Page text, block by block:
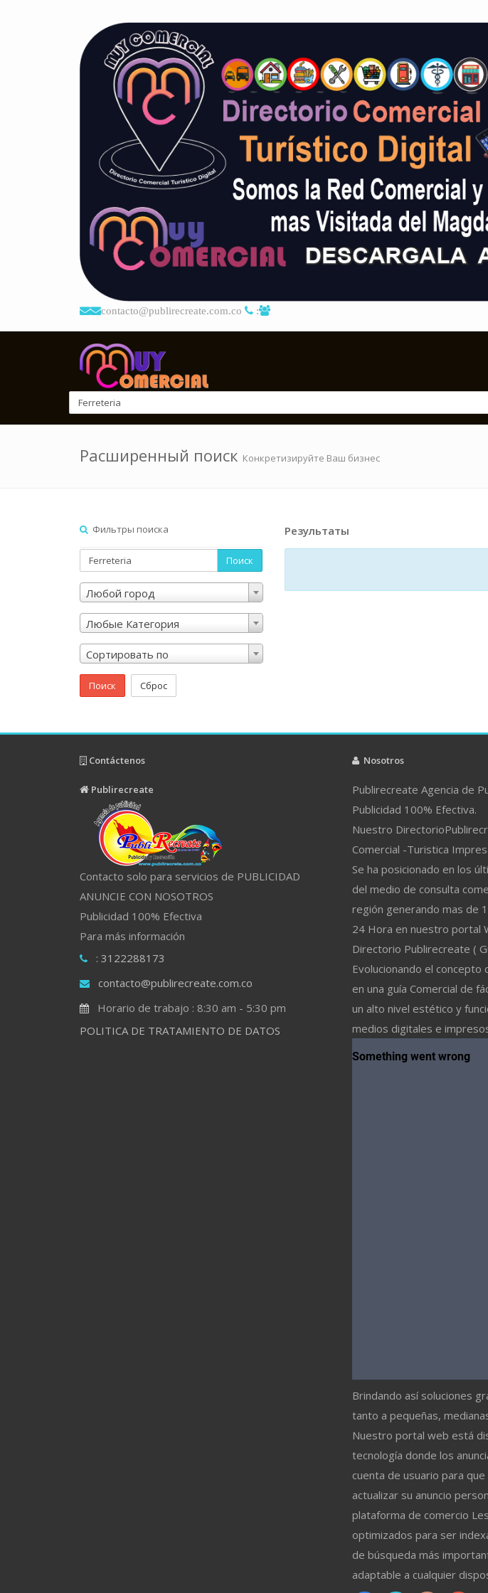
contacto@publirecreate.com.co :
Расширенный поиск Конкретизируйте Ваш бизнес
Фильтры поиска
Поиск
Любой город
Любые Категория
Сортировать по
Поиск Сброс
Результаты
Contáctenos
Publirecreate
Contacto solo para servicios de PUBLICIDAD
ANUNCIE CON NOSOTROS
Publicidad 100% Efectiva
Para más información
: 3122288173
contacto@publirecreate.com.co
Horario de trabajo : 8:30 am - 5:30 pm
POLITICA DE TRATAMIENTO DE DATOS
Nosotros
Publirecreate Agencia de
Publicidad 100% Efectiva.
Nuestro
Comercial -Turistica
Se ha posicionado en los
del medio de consulta
región generando mas de
24 Hora en nuestro portal
Directorio Publirecreate (
Evolucionando el
en una guía Comercial de
un alto nivel estético y
medios digitales e
Brindando así soluciones
tanto a pequeñas,
Nuestro portal web está
tecnología donde los
cuenta de usuario para
actualizar su anuncio
plataforma de comercio
optimizados para ser
de búsqueda más
adaptable a cualquier